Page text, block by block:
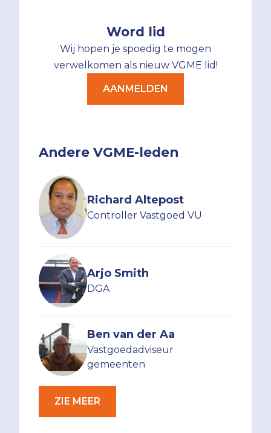
Word lid
Wij hopen je spoedig te mogen
verwelkomen als nieuw VGME lid!
AANMELDEN
Andere VGME-leden
Richard Altepost
Controller Vastgoed VU
Arjo Smith
DGA
Ben van der Aa
Vastgoedadviseur
gemeenten
ZIE MEER